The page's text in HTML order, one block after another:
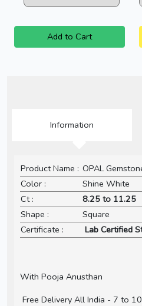
Add to Cart
Information
Product Name : OPAL
Color :
Shine White
Ct :
8.25 to 11.25
Shape :
Square
Certificate :
Lab Certified
With Pooja Anusthan
Free Delivery All India - 7 to